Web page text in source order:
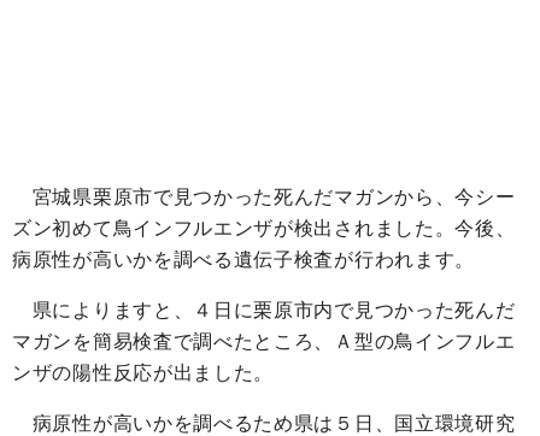
宮城県栗原市で見つかった死んだマガンから、今シー
ズン初めて鳥インフルエンザが検出されました。今後、
病原性が高いかを調べる遺伝子検査が行われます。
県によりますと、４日に栗原市内で見つかった死んだ
マガンを簡易検査で調べたところ、Ａ型の鳥インフルエ
ンザの陽性反応が出ました。
病原性が高いかを調べるため県は５日、国立環境研究